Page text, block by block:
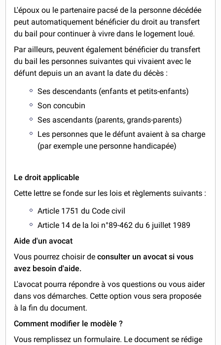
L'époux ou le partenaire pacsé de la personne décédée
peut automatiquement bénéficier du droit au transfert
du bail pour continuer à vivre dans le logement loué.
Par ailleurs, peuvent également bénéficier du transfert
du bail les personnes suivantes qui vivaient avec le
défunt depuis un an avant la date du décès :
Ses descendants (enfants et petits-enfants)
Son concubin
Ses ascendants (parents, grands-parents)
Les personnes que le défunt avaient à sa charge
(par exemple une personne handicapée)
Le droit applicable
Cette lettre se fonde sur les lois et règlements suivants :
Article 1751 du Code civil
Article 14 de la loi n°89-462 du 6 juillet 1989
Aide d'un avocat
Vous pourrez choisir deconsulter un avocat si vous
avez besoin d'aide.
L'avocat pourra répondre à vos questions ou vous aider
dans vos démarches. Cette option vous sera proposée
à la fin du document.
Comment modifier le modèle ?
Vous remplissez un formulaire. Le document se rédige